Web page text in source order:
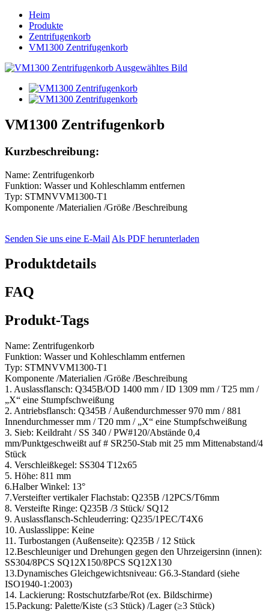
Heim
Produkte
Zentrifugenkorb
VM1300 Zentrifugenkorb
VM1300 Zentrifugenkorb
Kurzbeschreibung:
Name: Zentrifugenkorb
Funktion: Wasser und Kohleschlamm entfernen
Typ: STMNVVM1300-T1
Komponente /Materialien /Größe /Beschreibung
Senden Sie uns eine E-Mail Als PDF herunterladen
Produktdetails
FAQ
Produkt-Tags
Name: Zentrifugenkorb
Funktion: Wasser und Kohleschlamm entfernen
Typ: STMNVVM1300-T1
Komponente /Materialien /Größe /Beschreibung
1. Auslassflansch: Q345B/OD 1400 mm / ID 1309 mm / T25 mm /
„X“ eine Stumpfschweißung
2. Antriebsflansch: Q345B / Außendurchmesser 970 mm / 881
Innendurchmesser mm / T20 mm / „X“ eine Stumpfschweißung
3. Sieb: Keildraht / SS 340 / PW#120/Abstände 0,4
mm/Punktgeschweißt auf # SR250-Stab mit 25 mm Mittenabstand/4
Stück
4. Verschleißkegel: SS304 T12x65
5. Höhe: 811 mm
6.Halber Winkel: 13°
7.Versteifter vertikaler Flachstab: Q235B /12PCS/T6mm
8. Versteifte Ringe: Q235B /3 Stück/ SQ12
9. Auslassflansch-Schleuderring: Q235/1PEC/T4X6
10. Auslasslippe: Keine
11. Turbostangen (Außenseite): Q235B / 12 Stück
12.Beschleuniger und Drehungen gegen den Uhrzeigersinn (innen):
SS304/8PCS SQ12X150/8PCS SQ12X130
13.Dynamisches Gleichgewichtsniveau: G6.3-Standard (siehe
ISO1940-1:2003)
14. Lackierung: Rostschutzfarbe/Rot (ex. Bildschirme)
15.Packung: Palette/Kiste (≤3 Stück) /Lager (≥3 Stück)